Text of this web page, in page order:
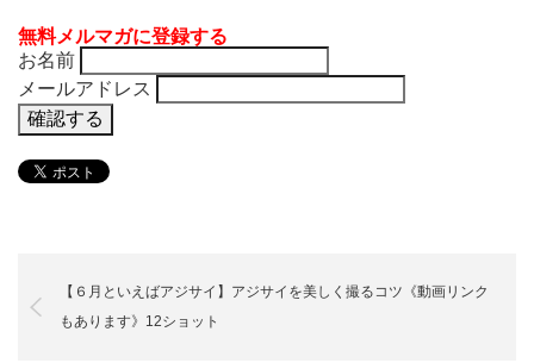
無料メルマガに登録する
お名前
メールアドレス
【６月といえばアジサイ】アジサイを美しく撮るコツ《動画リンク
もあります》12ショット